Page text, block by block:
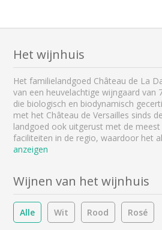
Het wijnhuis
Het familielandgoed Château de La
van een heuvelachtige wijngaard van
die biologisch en biodynamisch
met het Château de Versailles sinds
landgoed ook uitgerust met de
faciliteiten in de regio, waardoor het
anzeigen
Wijnen van het wijnhuis
Alle Wit Rood Rosé